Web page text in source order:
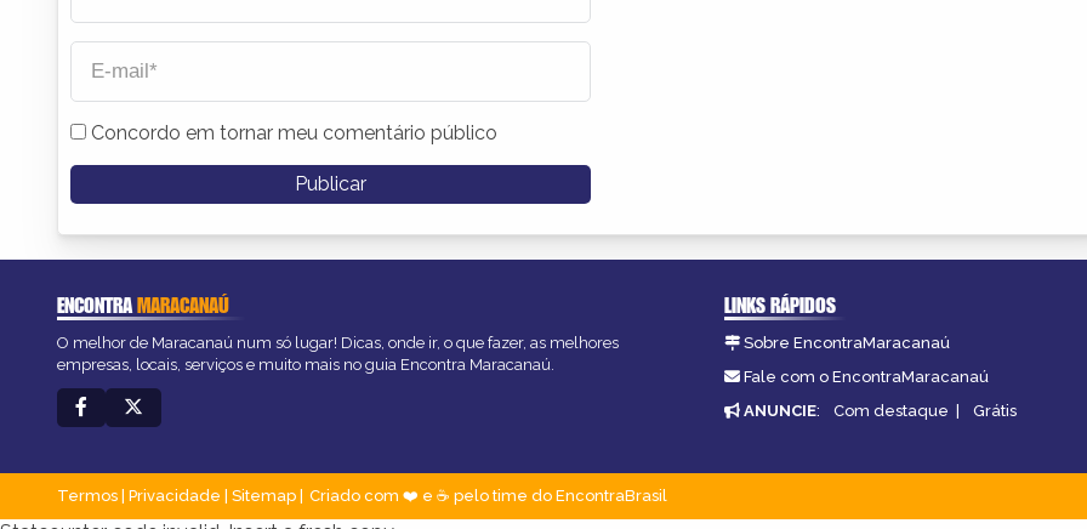
Concordo em tornar meu comentário público
ENCONTRAMARACANAÚ
O melhor de Maracanaú num só lugar! Dicas, onde ir, o que fazer, as melhores
empresas, locais, serviços e muito mais no guia Encontra Maracanaú.
LINKS RÁPIDOS
Sobre EncontraMaracanaú
Fale com o EncontraMaracanaú
ANUNCIE: Com destaque | Grátis
Termos Privacidade Sitemap Criado com ❤️ e ☕ pelo time do EncontraBrasil